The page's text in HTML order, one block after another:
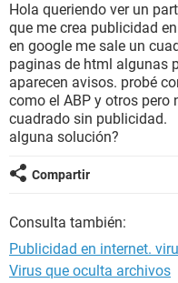
Hola queriendo ver un
que me crea publicidad
en google me sale un
paginas de html algunas
aparecen avisos. probé
como el ABP y otros pero
cuadrado sin publicidad.
alguna solución?
Compartir
Consulta también:
Publicidad en internet.
Virus que oculta archivos